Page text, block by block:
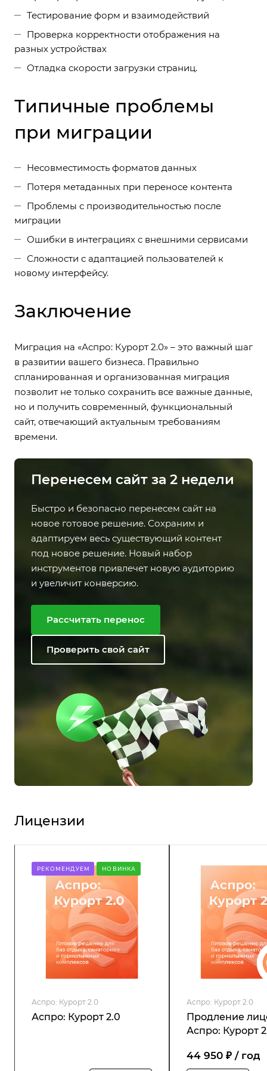
Тестирование форм и взаимодействий
Проверка корректности отображения на
разных устройствах
Отладка скорости загрузки страниц.
Типичные проблемы
при миграции
Несовместимость форматов данных
Потеря метаданных при переносе контента
Проблемы с производительностью после
миграции
Ошибки в интеграциях с внешними сервисами
Сложности с адаптацией пользователей к
новому интерфейсу.
Заключение
Миграция на «Аспро: Курорт 2.0» – это важный шаг
в развитии вашего бизнеса. Правильно
спланированная и организованная миграция
позволит не только сохранить все важные данные,
но и получить современный, функциональный
сайт, отвечающий актуальным требованиям
времени.
Перенесем сайт за 2 недели
Быстро и безопасно перенесем сайт на
новое готовое решение. Сохраним и
адаптируем весь существующий контент
под новое решение. Новый набор
инструментов привлечет новую аудиторию
и увеличит конверсию.
Рассчитать перенос
Проверить свой сайт
Лицензии
РЕКОМЕНДУЕМ НОВИНКА
Аспро: Курорт 2.0
Аспро: Курорт 2.0
Аспро: Курорт 2.0
Продление
Аспро: Курорт
44 950 ₽ / год